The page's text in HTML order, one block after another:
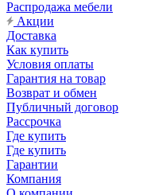
Распродажа мебели
Акции
Доставка
Как купить
Условия оплаты
Гарантия на товар
Возврат и обмен
Публичный договор
Рассрочка
Где купить
Где купить
Гарантии
Компания